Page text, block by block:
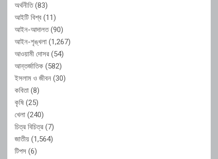
অর্থনীতি(83)
আইটি বিশ্ব (11)
আইন-আদালত(90)
আইন-শৃঙ্খলা (1,267)
আওয়ামী দোসর (54)
আন্তর্জাতিক (582)
ইসলাম ও জীবন (30)
কবিতা (8)
কৃষি (25)
খেলা (240)
চিত্র বিচিত্র (7)
জাতীয় (1,564)
টিপস (6)